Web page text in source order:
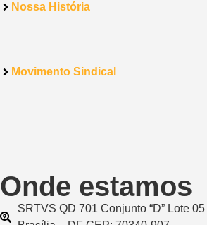
Nossa História
Movimento Sindical
Onde estamos
SRTVS QD 701 Conjunto “D” Lote